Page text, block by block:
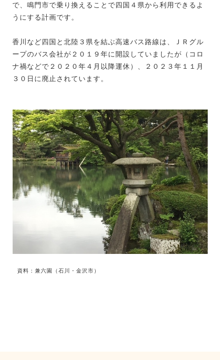
で、鳴門市で乗り換えることで四国４県から利用できるよ
うにする計画です。
香川など四国と北陸３県を結ぶ高速バス路線は、ＪＲグル
ープのバス会社が２０１９年に開設していましたが（コロ
ナ禍などで２０２０年４月以降運休）、２０２３年１１月
３０日に廃止されています。
資料：兼六園（石川・金沢市）